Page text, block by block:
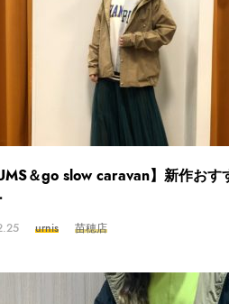
＆go slow caravan】新作おす
urnis 苗穂店